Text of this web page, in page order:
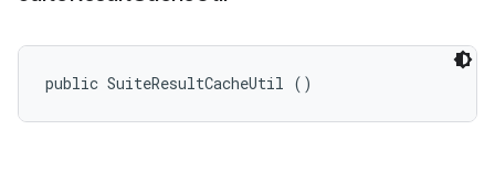
public SuiteResultCacheUtil ()